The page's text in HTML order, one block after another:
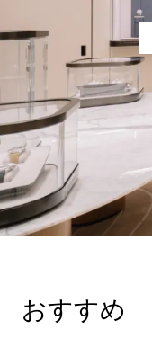
おすすめ